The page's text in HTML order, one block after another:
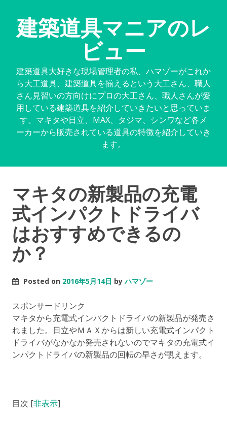
建築道具マニアのレ
ビュー
建築道具大好きな現場管理者の私、ハマゾーがこれか
ら大工道具、建築道具を揃えるという大工さん、職人
さん見習いの方向けにプロの大工さん、職人さんが愛
用している建築道具を紹介していきたいと思っていま
す。マキタや日立、MAX、タジマ、シンワなど各メ
ーカーから販売されている道具の特徴を紹介していき
ます。
マキタの新製品の充電
式インパクトドライバ
はおすすめできるの
か？
Posted on 2016年5月14日 byハマゾー
スポンサードリンク
マキタから充電式インパクトドライバの新製品が発売さ
れました。日立やＭＡＸからは新しい充電式インパクト
ドライバがなかなか発売されないのでマキタの充電式イ
ンパクトドライバの新製品の回転の早さが覗えます。
目次 [非表示]